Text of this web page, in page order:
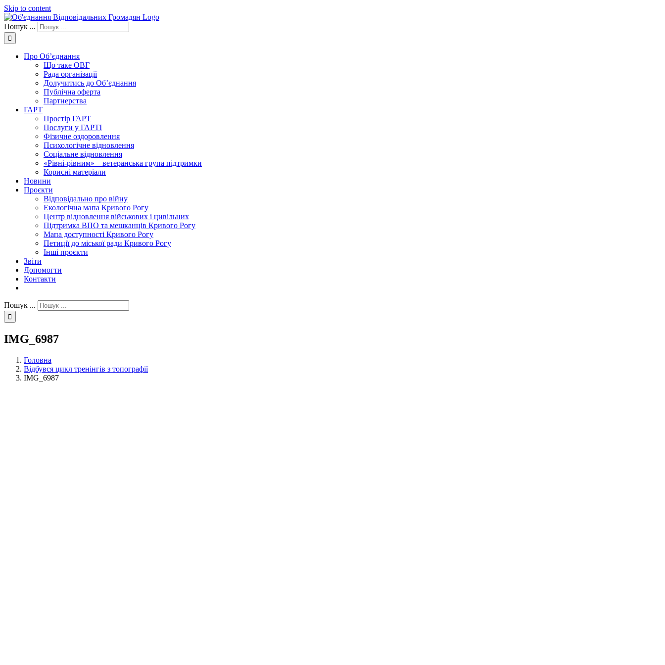
Skip to content
Пошук ...
Про Об’єднання
Що таке ОВГ
Рада організації
Долучитись до Об’єднання
Публічна оферта
Партнерства
ГАРТ
Простір ГАРТ
Послуги у ГАРТІ
Фізичне оздоровлення
Психологічне відновлення
Соціальне відновлення
«Рівні-рівним» – ветеранська група підтримки
Корисні матеріали
Новини
Проєкти
Відповідально про війну
Екологічна мапа Кривого Рогу
Центр відновлення військових і цивільних
Підтримка ВПО та мешканців Кривого Рогу
Мапа доступності Кривого Рогу
Петиції до міської ради Кривого Рогу
Інші проєкти
Звіти
Допомогти
Контакти
Пошук ...
IMG_6987
Головна
Відбувся цикл тренінгів з топографії
IMG_6987